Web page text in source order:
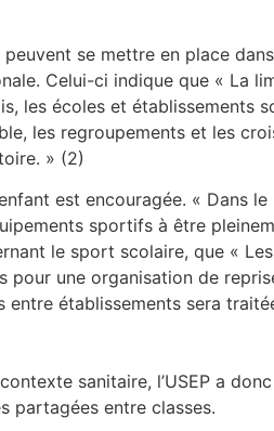
se mettre en place
Celui-ci indique que « La
les écoles et établissements
les regroupements et les
» (2)
est encouragée. « Dans
sportifs à être
le sport scolaire, que «
une organisation de
établissements sera
sanitaire, l’USEP a
partagées entre classes.